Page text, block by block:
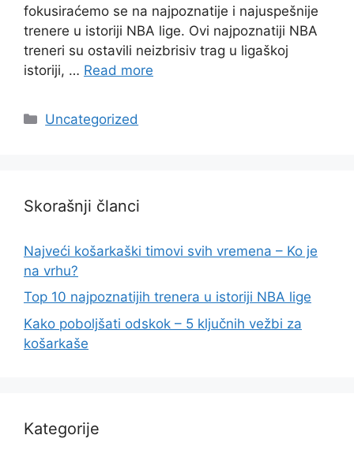
fokusiraćemo se na najpoznatije i najuspešnije
trenere u istoriji NBA lige. Ovi najpoznatiji NBA
treneri su ostavili neizbrisiv trag u ligaškoj
istoriji, … Read more
Categories
Uncategorized
Skorašnji članci
Najveći košarkaški timovi svih vremena – Ko je
na vrhu?
Top 10 najpoznatijih trenera u istoriji NBA lige
Kako poboljšati odskok – 5 ključnih vežbi za
košarkaše
Kategorije